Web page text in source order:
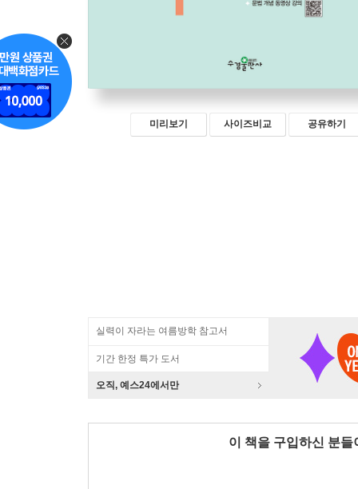
미리보기 사이즈비교 공유하기
실력이 자라는 여름방학 참고서
기간 한정 특가 도서
오직, 예스24에서만
이 책을 구입하신 분